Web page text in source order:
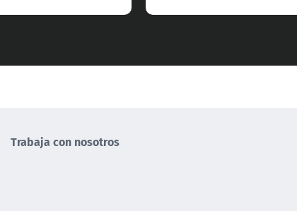
Trabaja con nosotros